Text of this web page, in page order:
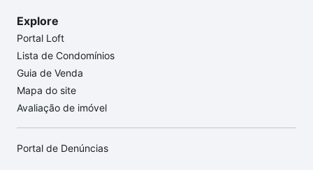
Explore
Portal Loft
Lista de Condomínios
Guia de Venda
Mapa do site
Avaliação de imóvel
Portal de Denúncias